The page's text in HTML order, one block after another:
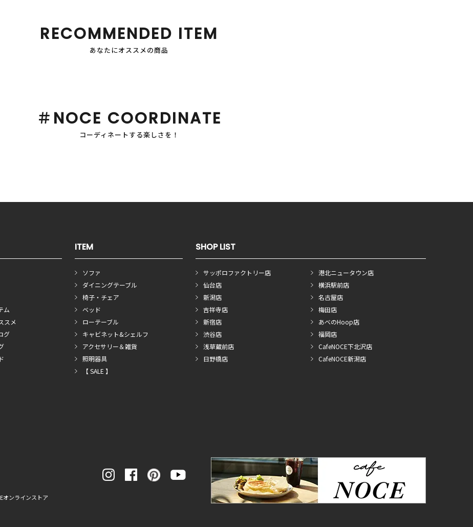
RECOMMENDED ITEM
あなたにオススメの商品
＃NOCE COORDINATE
コーディネートする楽しさを！
ム
スメ
グ
ITEM
ソファ
ダイニングテーブル
椅子・チェア
ベッド
ローテーブル
キャビネット&シェルフ
アクセサリー＆雑貨
照明器具
【 SALE 】
SHOP LIST
サッポロファクトリー店
仙台店
新潟店
吉祥寺店
新宿店
渋谷店
浅草蔵前店
日野橋店
港北ニュータウン店
横浜駅前店
名古屋店
梅田店
あべのHoop店
福岡店
CafeNOCE下北沢店
CafeNOCE新潟店
オンラインストア